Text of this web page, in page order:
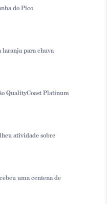
do Pico
laranja para chuva
QualityCoast Platinum
atividade sobre
uma centena de